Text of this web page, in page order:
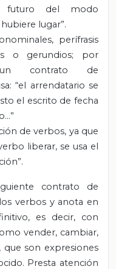
futuro del modo
lugar”.
perífrasis
o gerundios; por
contrato de
“el arrendatario se
el escrito de fecha
de verbos, ya que
liberar, se usa el
contrato de
verbos y anota en
es decir, con
vender, cambiar,
que son expresiones
Presta atención